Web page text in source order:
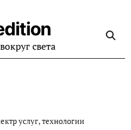
света
услуг, технологии